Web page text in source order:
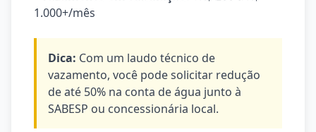
1.000+/mês
Dica: Com um laudo técnico de
vazamento, você pode solicitar redução
de até 50% na conta de água junto à
SABESP ou concessionária local.